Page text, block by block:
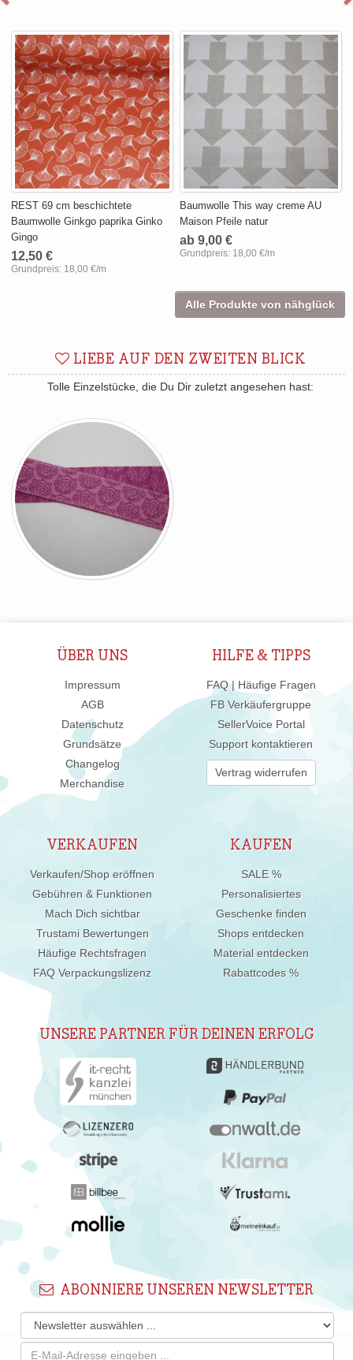
REST 69 cm beschichtete
Baumwolle Ginkgo paprika Ginko
Gingo
12,50 €
Grundpreis: 18,00 €/m
Baumwolle This way creme AU
Maison Pfeile natur
ab 9,00 €
Grundpreis: 18,00 €/m
Alle Produkte von nähglück
LIEBE AUF DEN ZWEITEN BLICK
Tolle Einzelstücke, die Du Dir zuletzt angesehen hast:
ÜBER UNS
Impressum
AGB
Datenschutz
Grundsätze
Changelog
Merchandise
HILFE & TIPPS
FAQ | Häufige Fragen
FB Verkäufergruppe
SellerVoice Portal
Support kontaktieren
Vertrag widerrufen
VERKAUFEN
Verkaufen/Shop eröffnen
Gebühren & Funktionen
Mach Dich sichtbar
Trustami Bewertungen
Häufige Rechtsfragen
FAQ Verpackungslizenz
KAUFEN
SALE %
Personalisiertes
Geschenke finden
Shops entdecken
Material entdecken
Rabattcodes %
UNSERE PARTNER FÜR DEINEN ERFOLG
ABONNIERE UNSEREN NEWSLETTER